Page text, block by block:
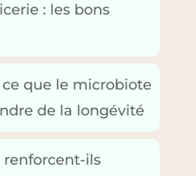
: les bons
que le microbiote
de la longévité
renforcent-ils